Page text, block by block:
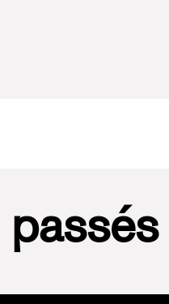
passés